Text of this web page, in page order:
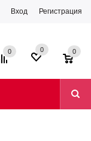
Вход Регистрация
0 0 0